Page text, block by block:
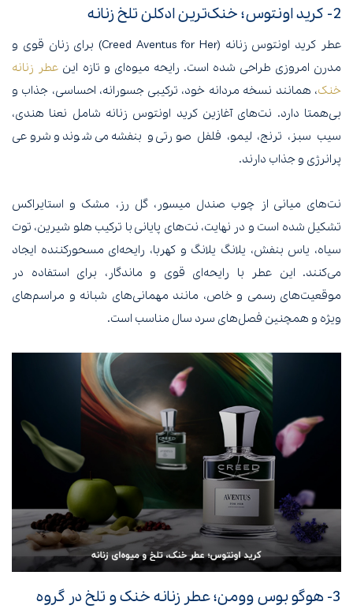
2- کرید اونتوس؛ خنک‌ترین ادکلن تلخ زنانه
عطر کرید اونتوس زنانه (Creed Aventus for Her) برای زنان قوی و
مدرن امروزی طراحی شده است. رایحه میوه‌ای و تازه این عطر زنانه
خنک، همانند نسخه مردانه خود، ترکیبی جسورانه، احساسی، جذاب و
بی‌همتا دارد. نت‌های آغازین کرید اونتوس زنانه شامل نعنا هندی،
سیب سبز، ترنج، لیمو، فلفل صورتی و بنفشه می‌شوند و شروعی
پرانرژی و جذاب دارند.
نت‌های میانی از چوب صندل میسور، گل رز، مشک و استایراکس
تشکیل شده است و در نهایت، نت‌های پایانی با ترکیب هلو شیرین، توت
سیاه، یاس بنفش، یلانگ یلانگ و کهربا، رایحه‌ای مسحورکننده ایجاد
می‌کنند. این عطر با رایحه‌ای قوی و ماندگار، برای استفاده در
موقعیت‌های رسمی و خاص، مانند مهمانی‌های شبانه و مراسم‌های
ویژه و همچنین فصل‌های سرد سال مناسب است.
3- هوگو بوس وومن؛ عطر زنانه خنک و تلخ در گروه